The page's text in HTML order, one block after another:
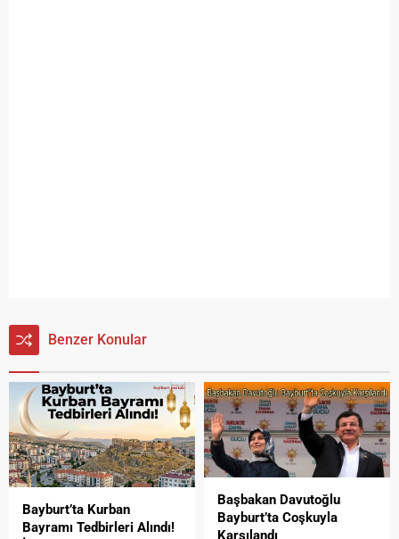
Benzer Konular
Bayburt’ta Kurban
Bayramı Tedbirleri Alındı!
Başbakan Davutoğlu
Bayburt’ta Coşkuyla